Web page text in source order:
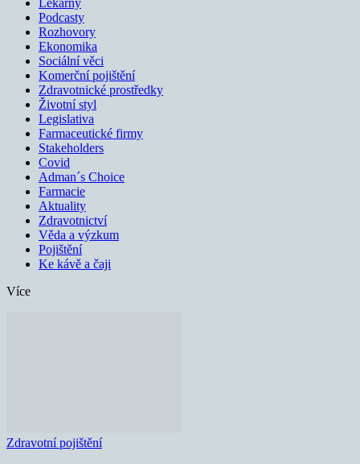
Lékárny
Podcasty
Rozhovory
Ekonomika
Sociální věci
Komerční pojištění
Zdravotnické prostředky
Životní styl
Legislativa
Farmaceutické firmy
Stakeholders
Covid
Adman´s Choice
Farmacie
Aktuality
Zdravotnictví
Věda a výzkum
Pojištění
Ke kávě a čaji
Více
Zdravotní pojištění